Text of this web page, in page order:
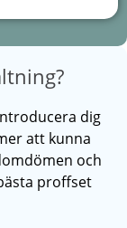
dig
att kunna
och
proffset